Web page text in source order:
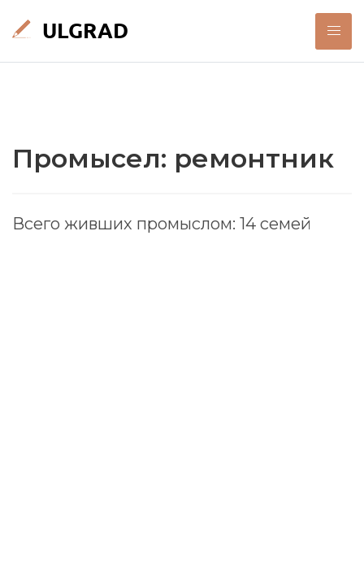
Промысел: ремонтник
Всего живших промыслом: 14 семей